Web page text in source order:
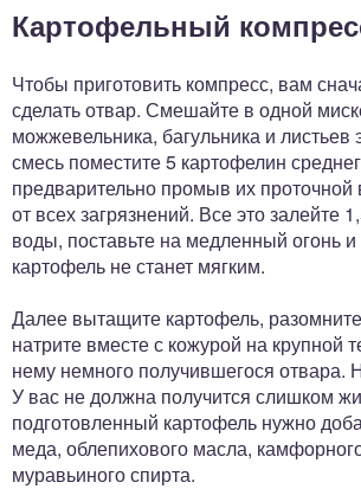
Картофельный
Чтобы приготовить компресс, вам
сделать отвар. Смешайте в одной
можжевельника, багульника и листьев
смесь поместите 5 картофелин
предварительно промыв их проточной
от всех загрязнений. Все это залейте
воды, поставьте на медленный огонь и
картофель не станет мягким.
Далее вытащите картофель,
натрите вместе с кожурой на крупной
нему немного получившегося отвара.
У вас не должна получится слишком
подготовленный картофель нужно
меда, облепихового масла,
муравьиного спирта.